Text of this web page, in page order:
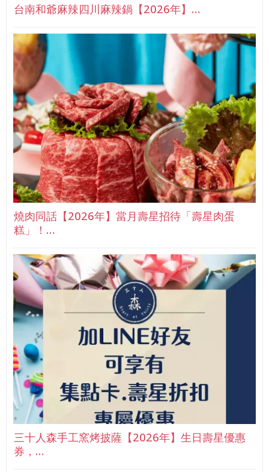
台南和爺麻辣四川麻辣鍋【2026年】…
燒肉同話【2026年】當月壽星招待「壽星肉蛋
糕」！…
三十人森手工窯烤披薩【2026年】生日壽星優惠
券，…